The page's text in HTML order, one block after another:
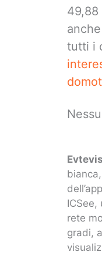
49,88
tutti i
rete
gradi,